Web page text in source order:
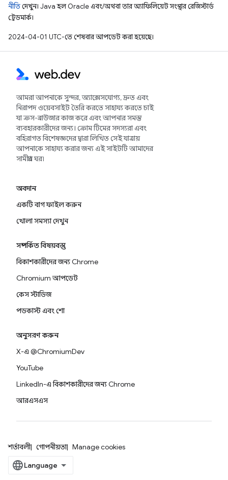
নীতিদেখুন। Java হল Oracle এবং/অথবা তার অ্যাফিলিয়েট সংস্থার রেজিস্টার্ড
ট্রেডমার্ক।
2024-04-01 UTC-তে শেষবার আপডেট করা হয়েছে।
আমরা আপনাকে সুন্দর, অ্যাক্সেসযোগ্য, দ্রুত এবং
নিরাপদ ওয়েবসাইট তৈরি করতে সাহায্য করতে চাই
যা ক্রস-ব্রাউজার কাজ করে এবং আপনার সমস্ত
ব্যবহারকারীদের জন্য। ক্রোম টিমের সদস্যরা এবং
বহিরাগত বিশেষজ্ঞদের দ্বারা লিখিত সেই যাত্রায়
আপনাকে সাহায্য করার জন্য এই সাইটটি আমাদের
সামগ্রীর ঘর৷
অবদান
একটি বাগ ফাইল করুন
খোলা সমস্যা দেখুন
সম্পর্কিত বিষয়বস্তু
বিকাশকারীদের জন্য Chrome
Chromium আপডেট
কেস স্টাডিজ
পডকাস্ট এবং শো
অনুসরণ করুন
X-এ @ChromiumDev
YouTube
LinkedIn-এ বিকাশকারীদের জন্য Chrome
আরএসএস
শর্তাবলী গোপনীয়তা Manage cookies